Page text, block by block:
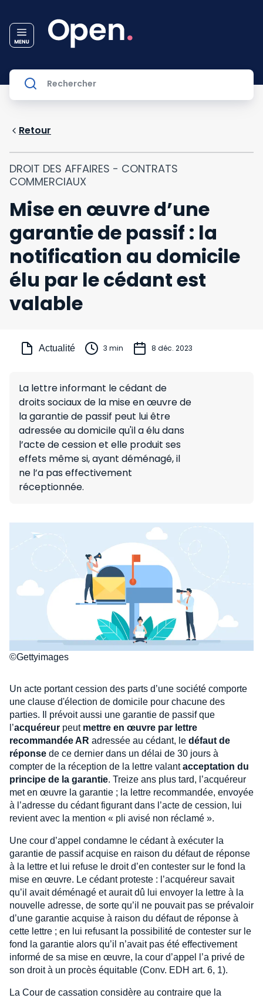
Retour
DROIT DES AFFAIRES - CONTRATS
COMMERCIAUX
Mise en œuvre d’une
garantie de passif : la
notification au domicile
élu par le cédant est
valable
Actualité 3 min 8 déc. 2023
La lettre informant le cédant de
droits sociaux de la mise en œuvre de
la garantie de passif peut lui être
adressée au domicile qu'il a élu dans
l’acte de cession et elle produit ses
effets même si, ayant déménagé, il
ne l’a pas effectivement
réceptionnée.
©Gettyimages
Un acte portant cession des parts d’une société comporte
une clause d'élection de domicile pour chacune des
parties. Il prévoit aussi une garantie de passif que
l’acquéreur peut mettre en œuvre par lettre
recommandée AR adressée au cédant, le défaut de
réponse de ce dernier dans un délai de 30 jours à
compter de la réception de la lettre valantacceptation du
principe de la garantie. Treize ans plus tard, l’acquéreur
met en œuvre la garantie ; la lettre recommandée, envoyée
à l’adresse du cédant figurant dans l’acte de cession, lui
revient avec la mention « pli avisé non réclamé ».
Une cour d’appel condamne le cédant à exécuter la
garantie de passif acquise en raison du défaut de réponse
à la lettre et lui refuse le droit d’en contester sur le fond la
mise en œuvre. Le cédant proteste : l’acquéreur savait
qu’il avait déménagé et aurait dû lui envoyer la lettre à la
nouvelle adresse, de sorte qu’il ne pouvait pas se prévaloir
d’une garantie acquise à raison du défaut de réponse à
cette lettre ; en lui refusant la possibilité de contester sur le
fond la garantie alors qu’il n’avait pas été effectivement
informé de sa mise en œuvre, la cour d’appel l’a privé de
son droit à un procès équitable (Conv. EDH art. 6, 1).
La Cour de cassation considère au contraire que la